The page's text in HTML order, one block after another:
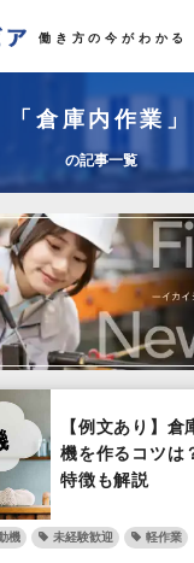
働き方の今がわかる
「倉庫内作業」
の記事一覧
【例文あり】
機を作るコツは
特徴も解説
機 未経験歓迎 軽作業